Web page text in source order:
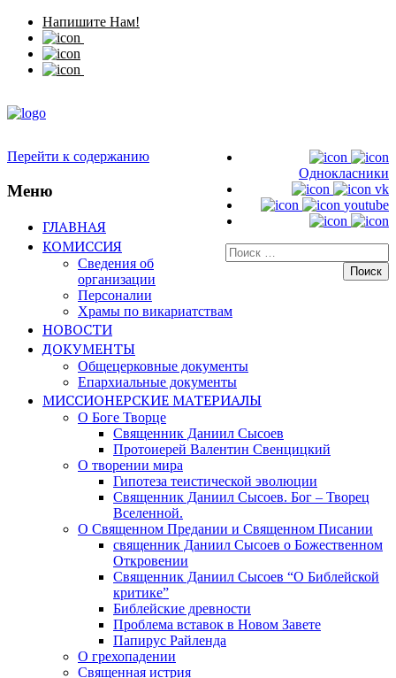
Напишите Нам!
Однокласники
vk
youtube
Искать:
Перейти к содержанию
Меню
ГЛАВНАЯ
КОМИССИЯ
Сведения об
организации
Персоналии
Храмы по викариатствам
НОВОСТИ
ДОКУМЕНТЫ
Общецерковные документы
Епархиальные документы
МИССИОНЕРСКИЕ МАТЕРИАЛЫ
О Боге Творце
Священник Даниил Сысоев
Протоиерей Валентин Свенцицкий
О творении мира
Гипотеза теистической эволюции
Священник Даниил Сысоев. Бог – Творец
Вселенной.
О Священном Предании и Священном Писании
священник Даниил Сысоев о Божественном
Откровении
Священник Даниил Сысоев “О Библейской
критике”
Библейские древности
Проблема вставок в Новом Завете
Папирус Райленда
О грехопадении
Священная истрия